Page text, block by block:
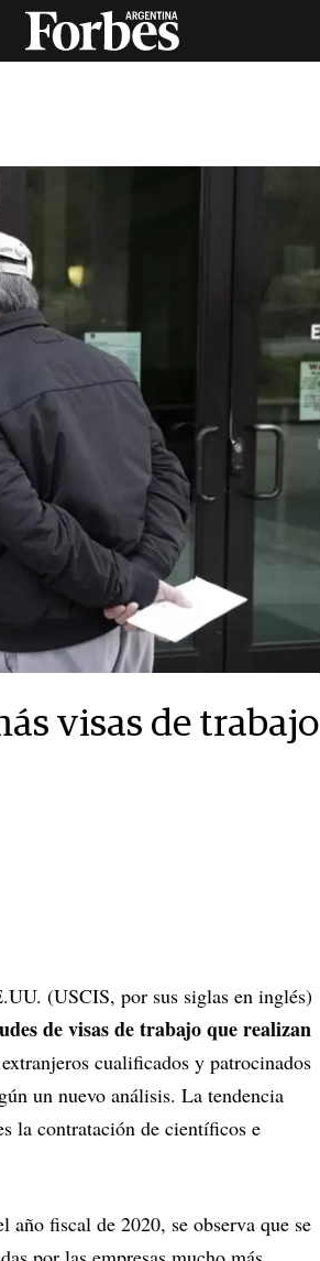
visas de trabajo
(USCIS, por sus siglas en inglés)
de visas de trabajo que realizan
cualificados y patrocinados
un nuevo análisis. La tendencia
la contratación de científicos e
fiscal de 2020, se observa que se